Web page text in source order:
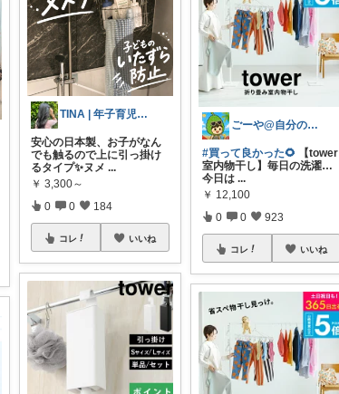
TINA | 年子育児QOL向上中
安心の日本製、お子がなん
でも触るので上に引っ掛け
るタイプ✨ヌメ ...
￥ 3,300～
0 0 184
コレ いいね
ごーや@自分の機嫌は自分でとる人🌻
#買って良かった🌻 【tower
室内物干し】毎日の洗濯…
今日は ...
￥ 12,100
0 0 923
コレ いいね